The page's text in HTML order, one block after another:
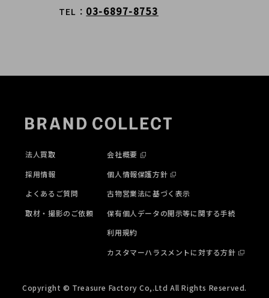
TEL 03-6897-8753
法人買取
採用情報
よくあるご質問
取材・撮影のご依頼
会社概要
個人情報保護方針
古物営業法に基づく表示
保有個人データの開示等に関する手続
利用規約
カスタマーハラスメントに対する方針
Copyright © Treasure Factory Co,.Ltd All Rights Reserved.